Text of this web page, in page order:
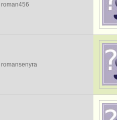
roman456
romansenyra